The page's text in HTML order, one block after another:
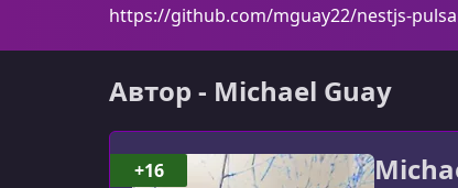
https://github.com/mguay22/nestjs-
Автор - Michael Guay
+16